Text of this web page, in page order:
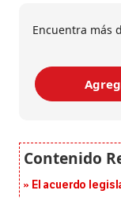
Encuentra más
El acuerdo